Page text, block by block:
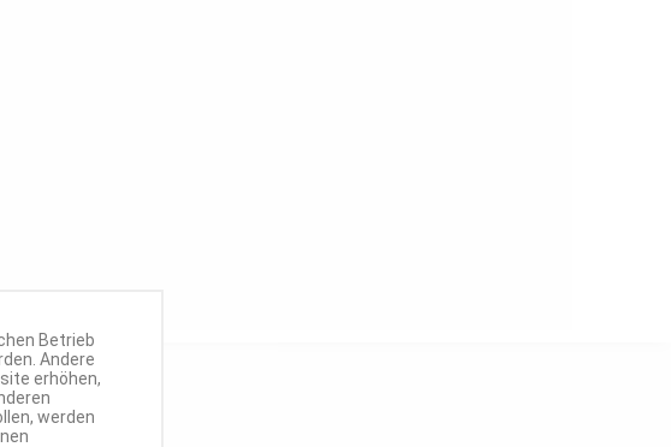
Betrieb
Andere
erhöhen,
werden